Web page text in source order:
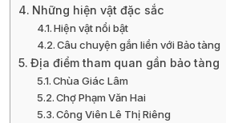
Những hiện vật đặc sắc
Hiện vật nổi bật
Câu chuyện gắn liền với Bảo tàng
Địa điểm tham quan gần bảo tàng
Chùa Giác Lâm
Chợ Phạm Văn Hai
Công Viên Lê Thị Riêng